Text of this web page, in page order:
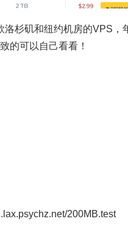
洛杉矶和纽约机房的VPS
的可以自己看看！
200MB.test